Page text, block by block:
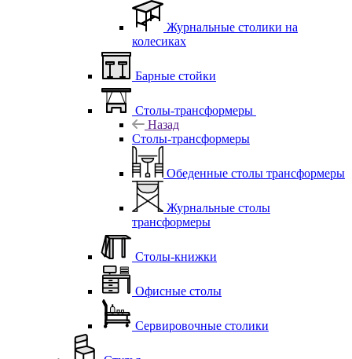
Журнальные столики на
колесиках
Барные стойки
Столы-трансформеры
Назад
Столы-трансформеры
Обеденные столы трансформеры
Журнальные столы
трансформеры
Столы-книжки
Офисные столы
Сервировочные столики